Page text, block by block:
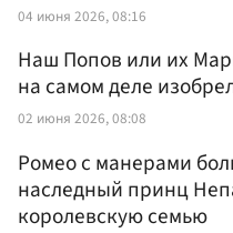
04 июня 2026, 08:16
Наш Попов или их
на самом деле
02 июня 2026, 08:08
Ромео с манерами
наследный принц
королевскую семью